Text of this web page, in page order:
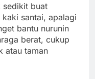
sedikit buat
kaki santai, apalagi
bantu nurunin
berat, cukup
atau taman